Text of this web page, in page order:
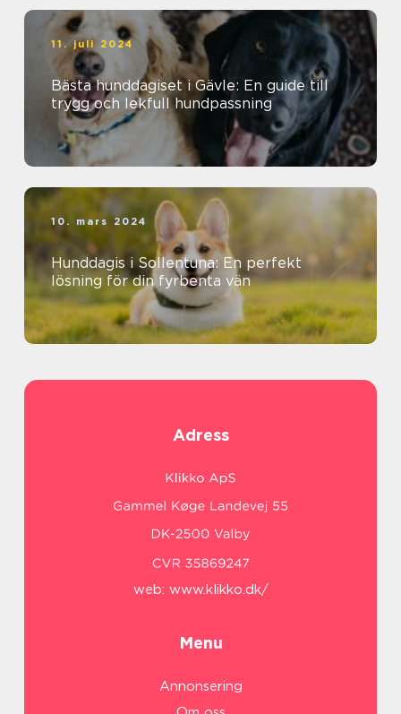
11. juli 2024
Bästa hunddagiset i Gävle: En guide till
trygg och lekfull hundpassning
10. mars 2024
Hunddagis i Sollentuna: En perfekt
lösning för din fyrbenta vän
Adress
web: www.klikko.dk/
Menu
Annonsering